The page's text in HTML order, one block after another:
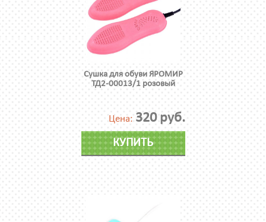
Сушка для обуви ЯРОМИР
ТД2-00013/1 розовый
Цена: 320 руб.
КУПИТЬ